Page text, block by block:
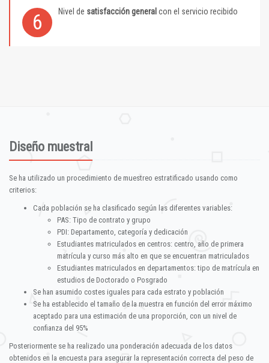
6 Nivel de satisfacción general con el servicio recibido
Diseño muestral
Se ha utilizado un procedimiento de muestreo estratificado usando como
criterios:
Cada población se ha clasificado según las diferentes variables:
PAS: Tipo de contrato y grupo
PDI: Departamento, categoría y dedicación
Estudiantes matriculados en centros: centro, año de primera
matrícula y curso más alto en que se encuentran matriculados
Estudiantes matriculados en departamentos: tipo de matrícula en
estudios de Doctorado o Posgrado
Se han asumido costes iguales para cada estrato y población
Se ha establecido el tamaño de la muestra en función del error máximo
aceptado para una estimación de una proporción, con un nivel de
confianza del 95%
Posteriormente se ha realizado una ponderación adecuada de los datos
obtenidos en la encuesta para asegurar la representación correcta del peso de